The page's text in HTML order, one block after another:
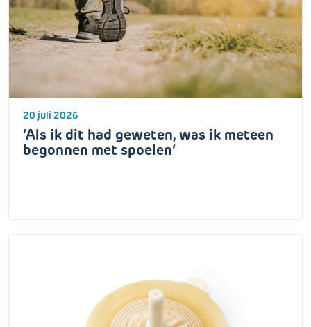
20 juli 2026
‘Als ik dit had geweten, was ik meteen
begonnen met spoelen’